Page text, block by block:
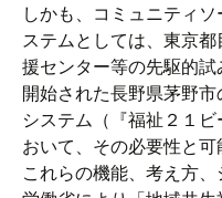
しかも、コミュニティ
ステムとしては、東京
援センター等の先駆的
開始された長野県茅野
システム（『福祉２１
おいて、その必要性と可
これらの機能、考え方